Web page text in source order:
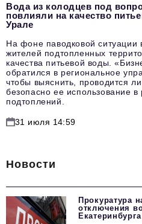
Вода из колодцев под
повлияли на качество
Урале
На фоне паводковой ситуации
жителей подтопленных
качества питьевой воды.
обратился в региональное
чтобы выяснить, проводится
безопасно ее использование
подтоплений.
31 июля 14:59
Новости
Прокуратура
отключения
Екатеринбурга